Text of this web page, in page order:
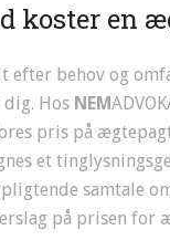
koster en
efter behov og
Hos NEM
pris på
et
samtale
på prisen for